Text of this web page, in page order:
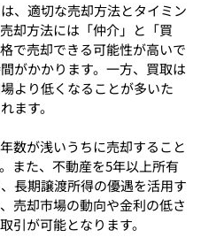
、適切な売却方法とタイミン
却方法には「仲介」と「買
で売却できる可能性が高いで
がかかります。一方、買取は
より低くなることが多いた
ます。
数が浅いうちに売却すること
また、不動産を5年以上所有
長期譲渡所得の優遇を活用す
売却市場の動向や金利の低さ
引が可能となります。